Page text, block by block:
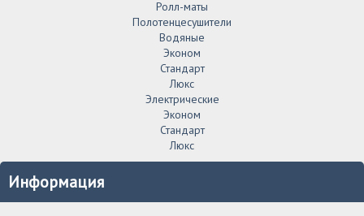
Ролл-маты
Полотенцесушители
Водяные
Эконом
Стандарт
Люкс
Электрические
Эконом
Стандарт
Люкс
Информация